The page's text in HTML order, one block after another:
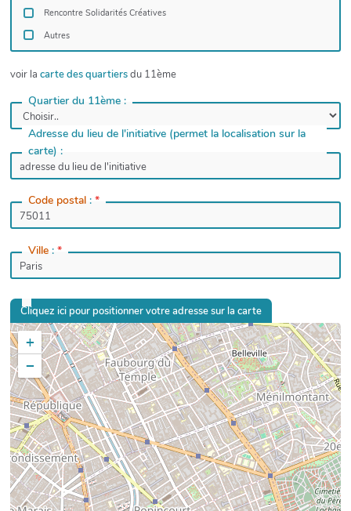
Rencontre Solidarités Créatives
Autres
voir la carte des quartiersdu 11ème
Quartier du 11ème :
Adresse du lieu de l'initiative (permet la localisation sur la
carte) :
*
Code postal :
*
Ville :
Cliquez ici pour positionner votre adresse sur la carte
+
−